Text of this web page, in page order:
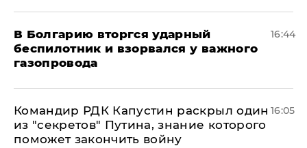
В Болгарию вторгся ударный
беспилотник и взорвался у важного
газопровода
16:44
Командир РДК Капустин раскрыл один
из "секретов" Путина, знание которого
поможет закончить войну
16:05